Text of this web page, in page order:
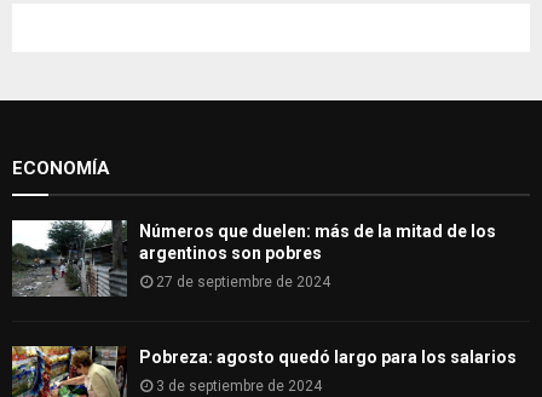
o
H
ECONOMÍA
Números que duelen: más de la mitad de los
argentinos son pobres
27 de septiembre de 2024
Pobreza: agosto quedó largo para los salarios
3 de septiembre de 2024